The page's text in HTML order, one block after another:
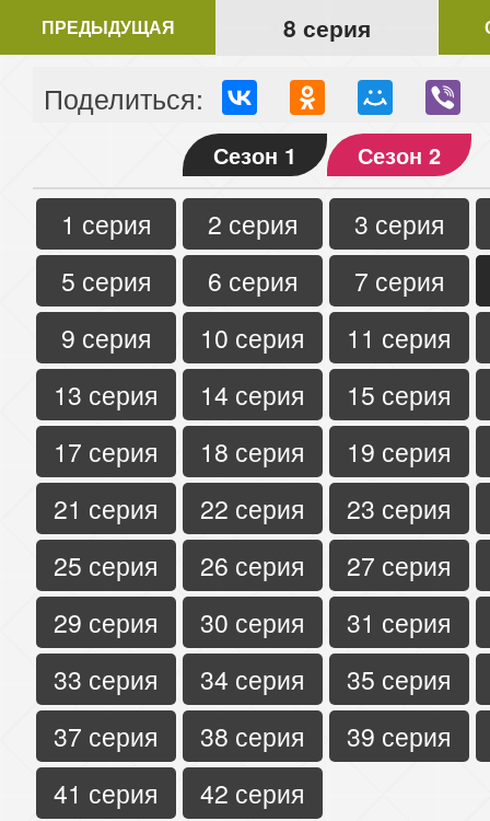
ПРЕДЫДУЩАЯ 8 серия
Поделиться:
Сезон 1 Сезон 2
1 серия 2 серия
3 серия
5 серия
6 серия
7 серия
9 серия
10 серия
11 серия
13 серия
14 серия
15 серия
17 серия
18 серия
19 серия
21 серия
22 серия
23 серия
25 серия
26 серия
27 серия
29 серия
30 серия
31 серия
33 серия
34 серия
35 серия
37 серия
38 серия
39 серия
41 серия
42 серия